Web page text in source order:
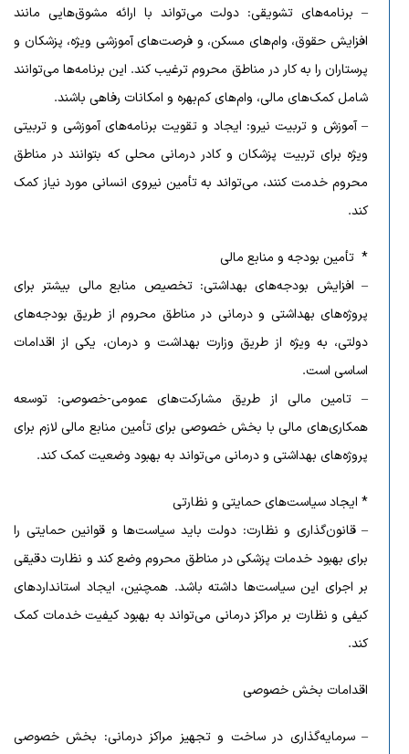
– برنامه‌های تشویقی: دولت می‌تواند با ارائه مشوق‌هایی مانند
افزایش حقوق، وام‌های مسکن، و فرصت‌های آموزشی ویژه، پزشکان و
پرستاران را به کار در مناطق محروم ترغیب کند. این برنامه‌ها می‌توانند
شامل کمک‌های مالی، وام‌های کم‌بهره و امکانات رفاهی باشند.
– آموزش و تربیت نیرو: ایجاد و تقویت برنامه‌های آموزشی و تربیتی
ویژه برای تربیت پزشکان و کادر درمانی محلی که بتوانند در مناطق
محروم خدمت کنند، می‌تواند به تأمین نیروی انسانی مورد نیاز کمک
کند.
* تأمین بودجه و منابع مالی
– افزایش بودجه‌های بهداشتی: تخصیص منابع مالی بیشتر برای
پروژه‌های بهداشتی و درمانی در مناطق محروم از طریق بودجه‌های
دولتی، به ویژه از طریق وزارت بهداشت و درمان، یکی از اقدامات
اساسی است.
– تامین مالی از طریق مشارکت‌های عمومی-خصوصی: توسعه
همکاری‌های مالی با بخش خصوصی برای تأمین منابع مالی لازم برای
پروژه‌های بهداشتی و درمانی می‌تواند به بهبود وضعیت کمک کند.
* ایجاد سیاست‌های حمایتی و نظارتی
– قانون‌گذاری و نظارت: دولت باید سیاست‌ها و قوانین حمایتی را
برای بهبود خدمات پزشکی در مناطق محروم وضع کند و نظارت دقیقی
بر اجرای این سیاست‌ها داشته باشد. همچنین، ایجاد استانداردهای
کیفی و نظارت بر مراکز درمانی می‌تواند به بهبود کیفیت خدمات کمک
کند.
اقدامات بخش خصوصی
– سرمایه‌گذاری در ساخت و تجهیز مراکز درمانی: بخش خصوصی